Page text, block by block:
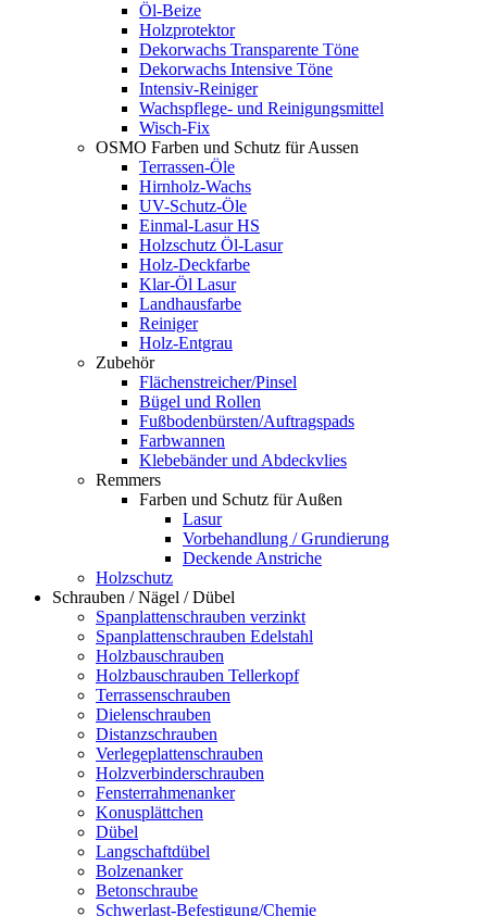
Öl-Beize
Holzprotektor
Dekorwachs Transparente Töne
Dekorwachs Intensive Töne
Intensiv-Reiniger
Wachspflege- und Reinigungsmittel
Wisch-Fix
OSMO Farben und Schutz für Aussen
Terrassen-Öle
Hirnholz-Wachs
UV-Schutz-Öle
Einmal-Lasur HS
Holzschutz Öl-Lasur
Holz-Deckfarbe
Klar-Öl Lasur
Landhausfarbe
Reiniger
Holz-Entgrau
Zubehör
Flächenstreicher/Pinsel
Bügel und Rollen
Fußbodenbürsten/Auftragspads
Farbwannen
Klebebänder und Abdeckvlies
Remmers
Farben und Schutz für Außen
Lasur
Vorbehandlung / Grundierung
Deckende Anstriche
Holzschutz
Schrauben / Nägel / Dübel
Spanplattenschrauben verzinkt
Spanplattenschrauben Edelstahl
Holzbauschrauben
Holzbauschrauben Tellerkopf
Terrassenschrauben
Dielenschrauben
Distanzschrauben
Verlegeplattenschrauben
Holzverbinderschrauben
Fensterrahmenanker
Konusplättchen
Dübel
Langschaftdübel
Bolzenanker
Betonschraube
Schwerlast-Befestigung/Chemie